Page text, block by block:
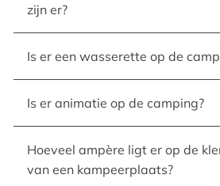
zijn er?
Is er een wasserette op de
Is er animatie op de camping?
Hoeveel ampère ligt er op de
van een kampeerplaats?